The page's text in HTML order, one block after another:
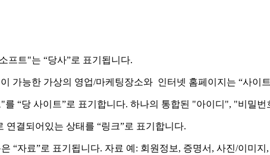
프트"는 “당사”로 표기됩니다.
가능한 가상의 영업/마케팅장소와 인터넷 홈페이지는 “사이
“당 사이트”로 표기합니다. 하나의 통합된 "아이디", "비밀
결되어있는 상태를 “링크”로 표기합니다.
“자료”로 표기됩니다. 자료 예: 회원정보, 증명서, 사진/이미